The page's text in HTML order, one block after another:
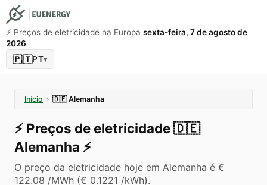
⚡️ Preços de eletricidade na Europa sexta-feira, 7 de agosto de
2026
🇵🇹PT▾
Início › 🇩🇪 Alemanha
⚡️ Preços de eletricidade🇩🇪
Alemanha ⚡️
O preço da eletricidade hoje em Alemanha é €
122.08 /MWh (€ 0.1221 /kWh).